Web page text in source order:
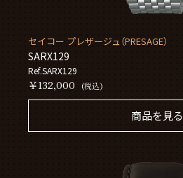
セイコー プレザージュ（PRESAGE）
SARX129
Ref.SARX129
￥132,000 (税込)
商品を見る